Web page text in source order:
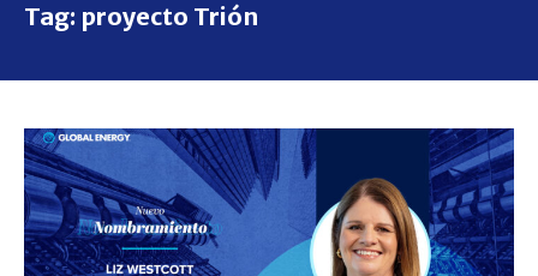
Tag: proyecto Trión